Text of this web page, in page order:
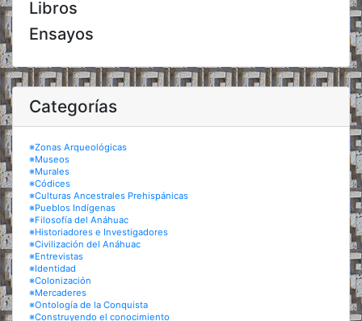
Libros
Ensayos
Categorías
※Zonas Arqueológicas
※Museos
※Murales
※Códices
※Culturas Ancestrales Prehispánicas
※Pueblos Indígenas
※Filosofía del Anáhuac
※Historiadores e Investigadores
※Civilización del Anáhuac
※Entrevistas
※Identidad
※Colonización
※Mercaderes
※Ontología de la Conquista
※Construyendo el conocimiento